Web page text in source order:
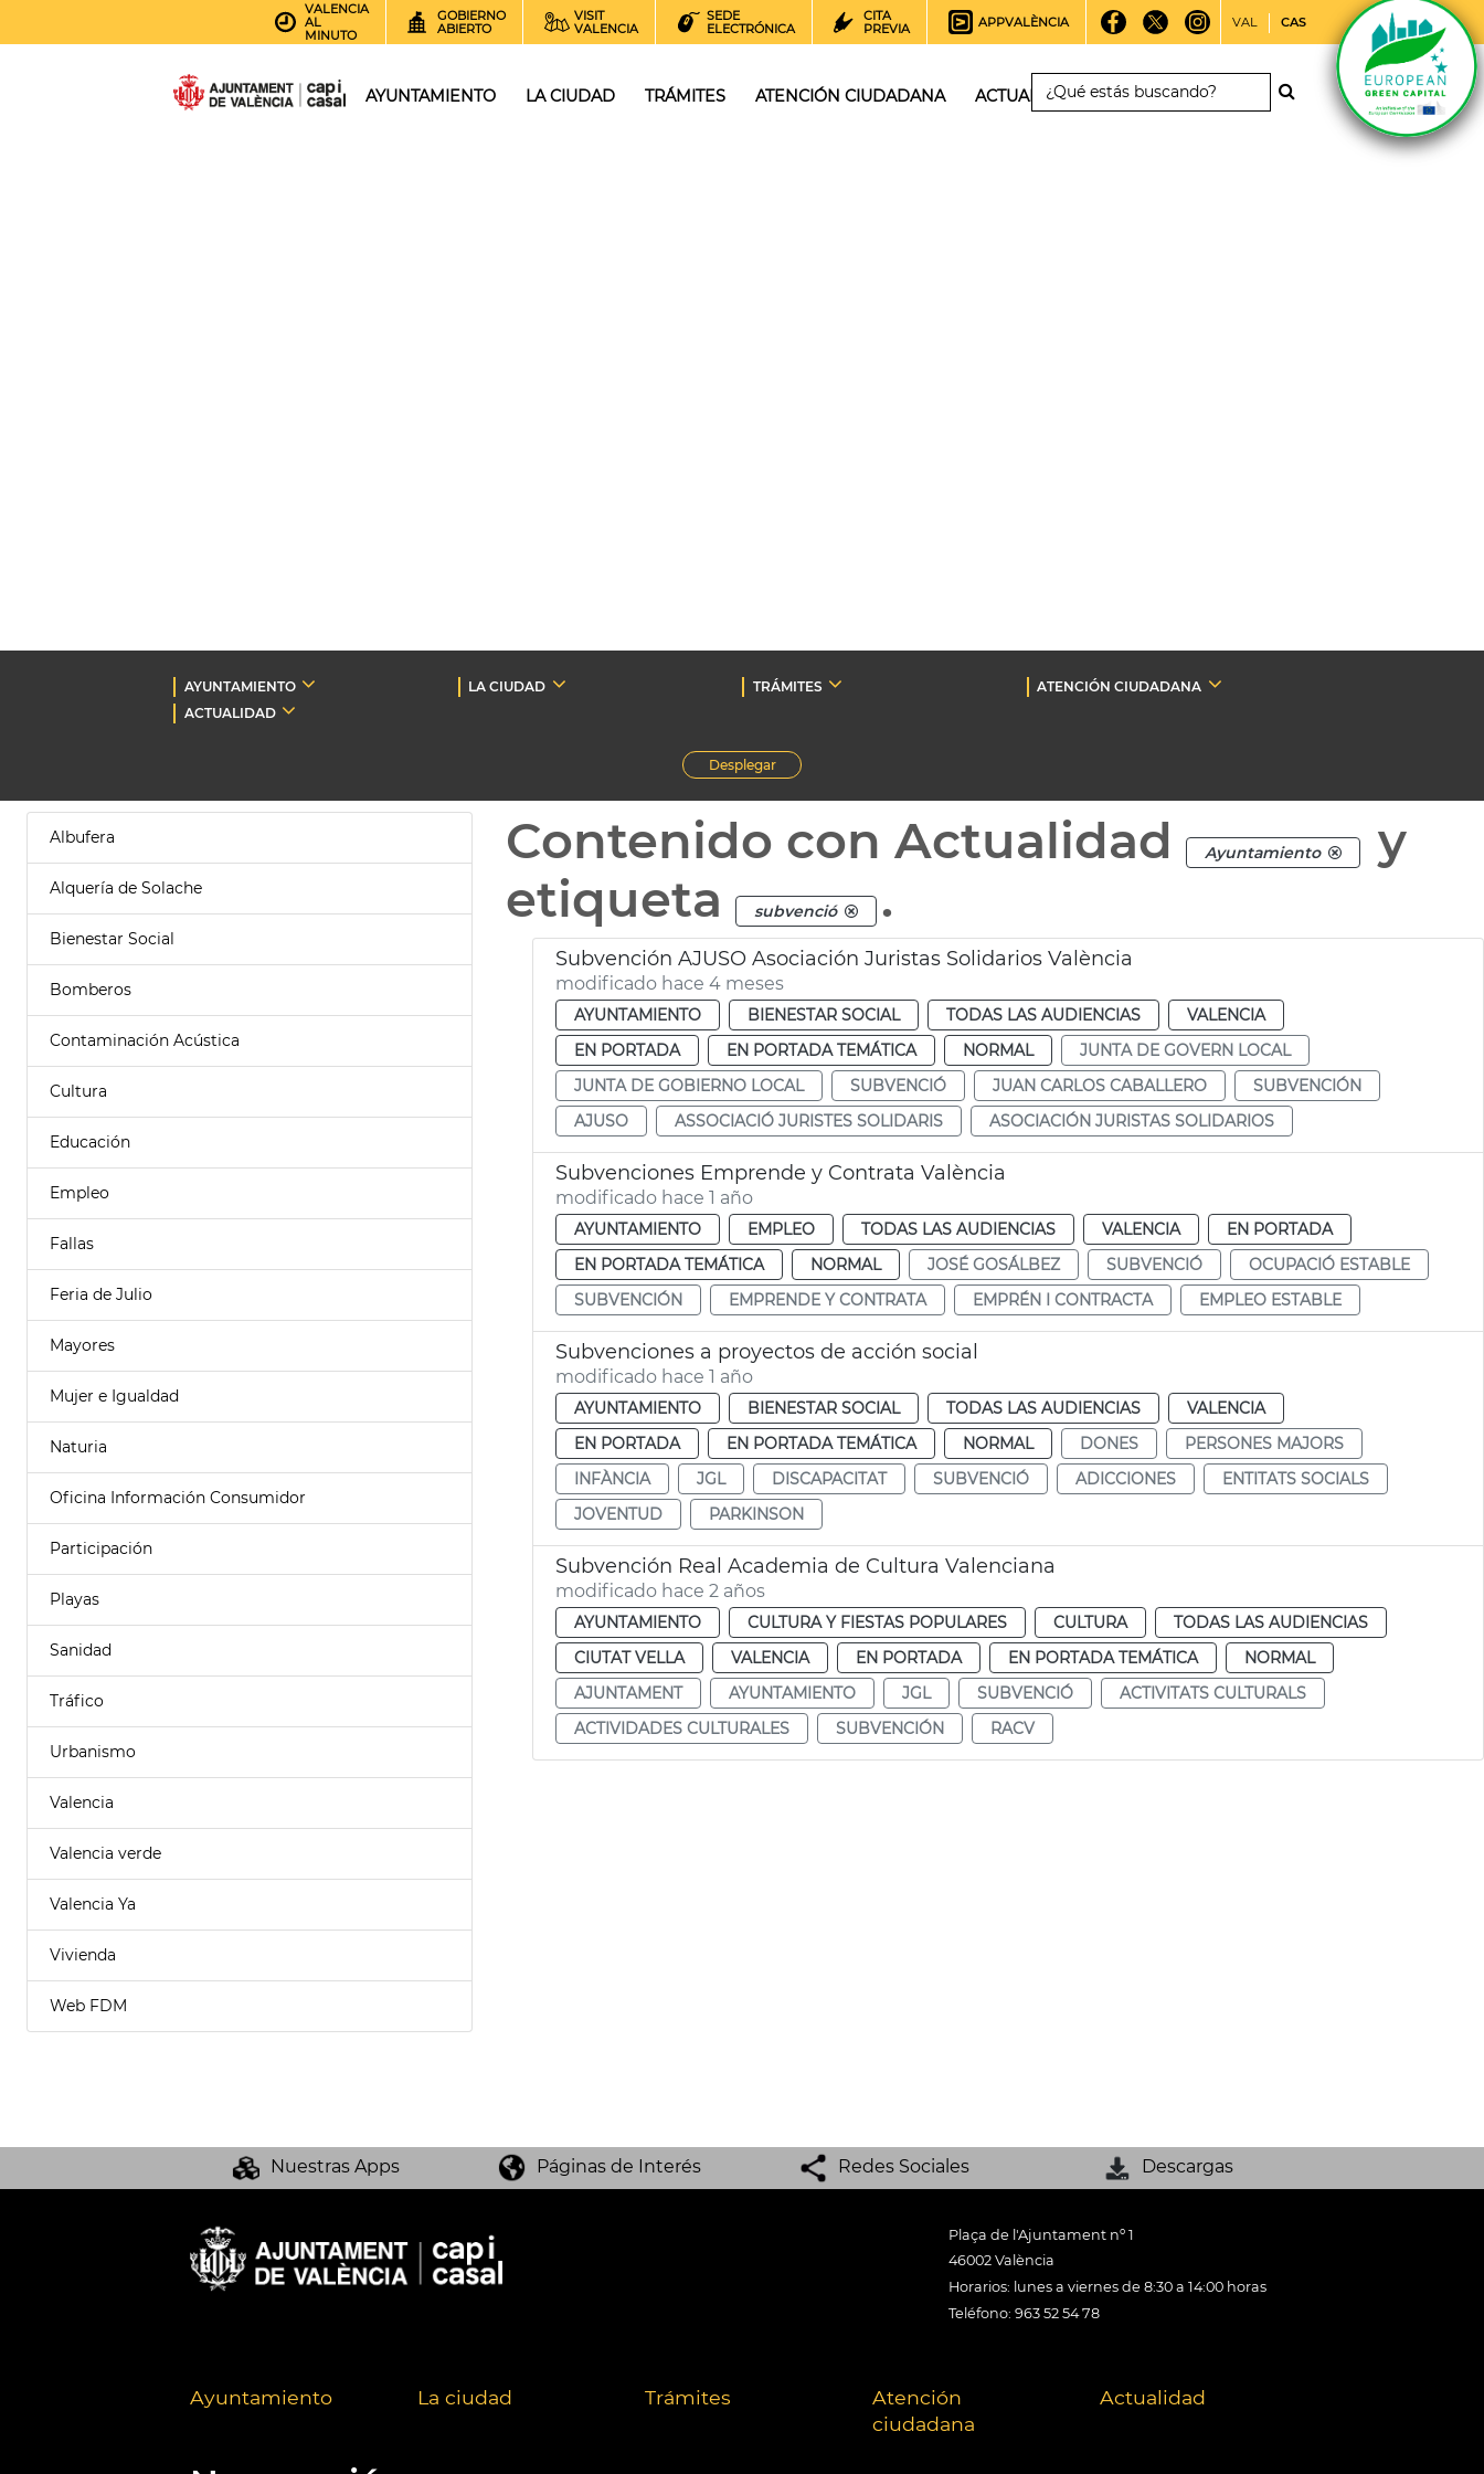
VALENCIA
AL
MINUTO
GOBIERNO
ABIERTO
VISIT
VALENCIA
SEDE
ELECTRÓNICA
CITA
PREVIA
APPVALÈNCIA VAL CAS
AYUNTAMIENTO LA CIUDAD TRÁMITES ATENCIÓN CIUDADANA ACTUALIDAD
AYUNTAMIENTO LA CIUDAD TRÁMITES
ATENCIÓN CIUDADANA
ACTUALIDAD
Desplegar
Albufera
Alquería de Solache
Bienestar Social
Bomberos
Contaminación Acústica
Cultura
Educación
Empleo
Fallas
Feria de Julio
Mayores
Mujer e Igualdad
Naturia
Oficina Información Consumidor
Participación
Playas
Sanidad
Tráfico
Urbanismo
Valencia
Valencia verde
Valencia Ya
Vivienda
Web FDM
Contenido con Actualidad Ayuntamiento
y
etiqueta
subvenció .
Subvención AJUSO Asociación Juristas Solidarios València
modificado hace 4 meses
AYUNTAMIENTO BIENESTAR SOCIAL TODAS LAS AUDIENCIAS
VALENCIA
EN PORTADA
EN PORTADA TEMÁTICA NORMAL
JUNTA DE GOVERN LOCAL
JUNTA DE GOBIERNO LOCAL
SUBVENCIÓ JUAN CARLOS CABALLERO
SUBVENCIÓN
AJUSO
ASSOCIACIÓ JURISTES SOLIDARIS ASOCIACIÓN JURISTAS SOLIDARIOS
Subvenciones Emprende y Contrata València
modificado hace 1 año
AYUNTAMIENTO EMPLEO TODAS LAS AUDIENCIAS VALENCIA
EN PORTADA
EN PORTADA TEMÁTICA
NORMAL JOSÉ GOSÁLBEZ SUBVENCIÓ
OCUPACIÓ ESTABLE
SUBVENCIÓN
EMPRENDE Y CONTRATA EMPRÉN I CONTRACTA EMPLEO ESTABLE
Subvenciones a proyectos de acción social
modificado hace 1 año
AYUNTAMIENTO BIENESTAR SOCIAL TODAS LAS AUDIENCIAS
VALENCIA
EN PORTADA
EN PORTADA TEMÁTICA NORMAL DONES
PERSONES MAJORS
INFÀNCIA
JGL DISCAPACITAT SUBVENCIÓ ADICCIONES
ENTITATS SOCIALS
JOVENTUD
PARKINSON
Subvención Real Academia de Cultura Valenciana
modificado hace 2 años
AYUNTAMIENTO CULTURA Y FIESTAS POPULARES CULTURA
TODAS LAS AUDIENCIAS
CIUTAT VELLA
VALENCIA EN PORTADA EN PORTADA TEMÁTICA
NORMAL
AJUNTAMENT
AYUNTAMIENTO JGL SUBVENCIÓ
ACTIVITATS CULTURALS
ACTIVIDADES CULTURALES
SUBVENCIÓN RACV
Nuestras Apps Páginas de Interés Redes Sociales Descargas
Plaça de l'Ajuntament nº 1
46002 València
Horarios: lunes a viernes de 8:30 a 14:00 horas
Teléfono: 963 52 54 78
Ayuntamiento La ciudad Trámites
Atención
ciudadana
Actualidad